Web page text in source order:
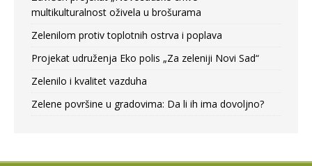
multikulturalnost oživela u brošurama
Zelenilom protiv toplotnih ostrva i poplava
Projekat udruženja Eko polis „Za zeleniji Novi Sad“
Zelenilo i kvalitet vazduha
Zelene površine u gradovima: Da li ih ima dovoljno?